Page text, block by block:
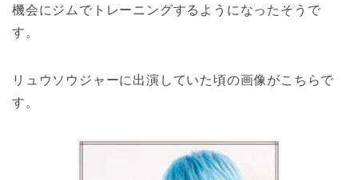
機会にジムでトレーニングするようになったそうで
す。
リュウソウジャーに出演していた頃の画像がこちらで
す。